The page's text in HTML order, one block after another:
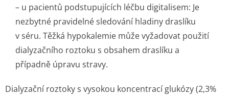
– u pacientů podstupujících léčbu digitalisem: Je
nezbytné pravidelné sledování hladiny draslíku
v séru. Těžká hypokalemie může vyžadovat použití
dialyzačního roztoku s obsahem draslíku a
případně úpravu stravy.
Dialyzační roztoky s vysokou koncentrací glukózy (2,3%